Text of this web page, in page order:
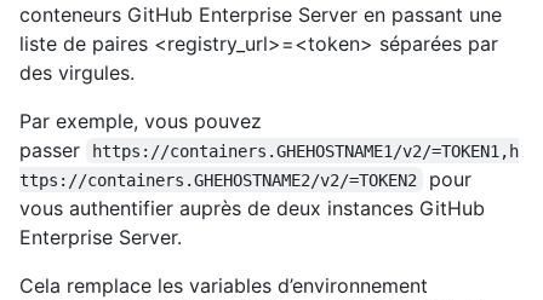
conteneurs GitHub Enterprise Server en passant une
liste de paires <registry_url>=<token> séparées par
des virgules.
Par exemple, vous pouvez
passer
https://containers.GHEHOSTNAME1/v2/=TOKEN1,h
ttps://containers.GHEHOSTNAME2/v2/=TOKEN2
pour
vous authentifier auprès de deux instances GitHub
Enterprise Server.
Cela remplace les variables d’environnement